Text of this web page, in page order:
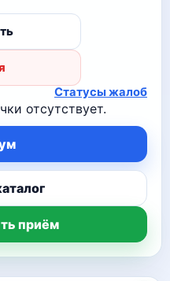
Статусы жалоб
отсутствует.
приём